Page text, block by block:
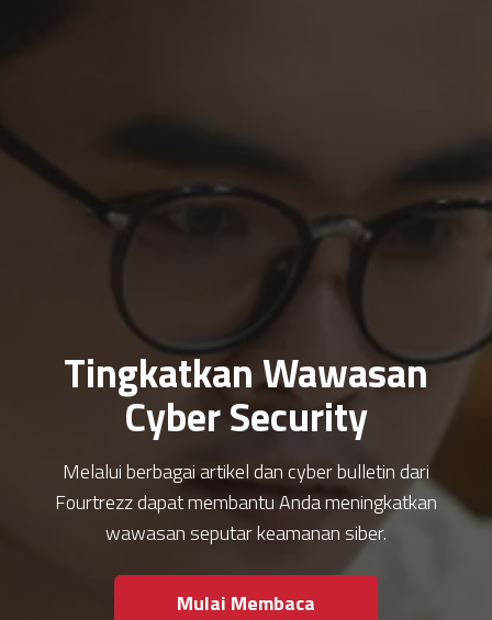
Tingkatkan Wawasan
Cyber Security
Melalui berbagai artikel dan cyber bulletin dari
Fourtrezz dapat membantu Anda meningkatkan
wawasan seputar keamanan siber.
Mulai Membaca